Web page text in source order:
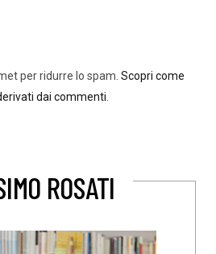
per ridurre lo spam. Scopri come
dai commenti.
ROSATI